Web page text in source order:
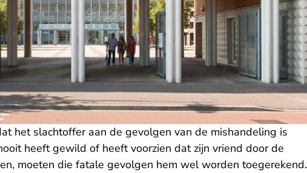
het slachtoffer aan de gevolgen van de mishandeling is
heeft gewild of heeft voorzien dat zijn vriend door de
moeten die fatale gevolgen hem wel worden toegerekend.